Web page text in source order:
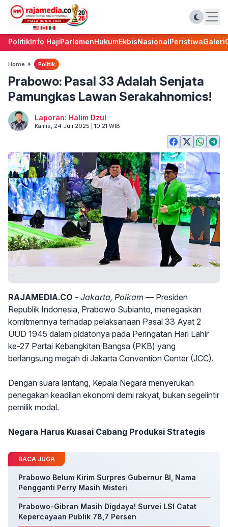
PolitikInfo HajiParlemenHukumEkbisNasionalPeristiwaGaleri
Home Politik
Prabowo: Pasal 33 Adalah Senjata
Pamungkas Lawan Serakahnomics!
Laporan: Halim Dzul
Kamis, 24 Juli 2025 | 10:21 WIB
--
RAJAMEDIA.CO - Jakarta, Polkam — Presiden
Republik Indonesia, Prabowo Subianto, menegaskan
komitmennya terhadap pelaksanaan Pasal 33 Ayat 2
UUD 1945 dalam pidatonya pada Peringatan Hari Lahir
ke-27 Partai Kebangkitan Bangsa (PKB) yang
berlangsung megah di Jakarta Convention Center (JCC).
Dengan suara lantang, Kepala Negara menyerukan
penegakan keadilan ekonomi demi rakyat, bukan segelintir
pemilik modal.
Negara Harus Kuasai Cabang Produksi Strategis
BACA JUGA
Prabowo Belum Kirim Surpres Gubernur BI, Nama
Pengganti Perry Masih Misteri
Prabowo-Gibran Masih Digdaya! Survei LSI Catat
Kepercayaan Publik 78,7 Persen